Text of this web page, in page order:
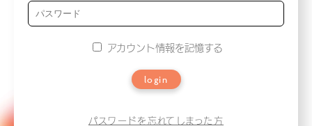
アカウント情報を記憶する
login
パスワードを忘れてしまった方